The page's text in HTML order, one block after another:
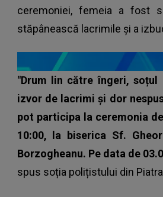
ceremoniei, femeia a fost
stăpânească lacrimile și a
"Drum lin către îngeri,
izvor de lacrimi și dor
pot participa la ceremonia
10:00, la biserica Sf.
Borzogheanu. Pe data de
spus soția polițistului din